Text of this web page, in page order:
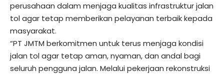
perusahaan dalam menjaga kualitas infrastruktur jalan
tol agar tetap memberikan pelayanan terbaik kepada
masyarakat.
“PT JMTM berkomitmen untuk terus menjaga kondisi
jalan tol agar tetap aman, nyaman, dan andal bagi
seluruh pengguna jalan. Melalui pekerjaan rekonstruksi